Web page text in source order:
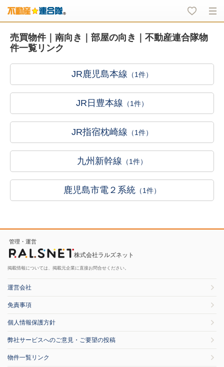
売買物件｜南向き｜部屋の向き｜不動産連合隊物
件一覧リンク
JR鹿児島本線 （1件）
JR日豊本線 （1件）
JR指宿枕崎線 （1件）
九州新幹線 （1件）
鹿児島市電２系統 （1件）
管理・運営
株式会社ラルズネット
掲載情報については、掲載元企業に直接お問合せください。
運営会社
免責事項
個人情報保護方針
弊社サービスへのご意見・ご要望の投稿
物件一覧リンク